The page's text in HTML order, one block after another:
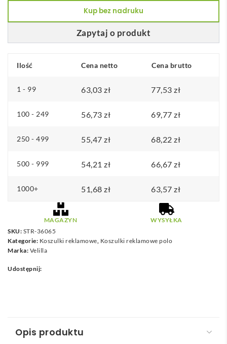
polo
oczy
g/m²)
krótkim
poliester
Zapytaj o produkt
Kup bez nadruku
Ilość Cena netto Cena brutto
1 - 99 63,03 zł 77,53 zł
100 - 249 56,73 zł 69,77 zł
250 - 499 55,47 zł 68,22 zł
500 - 999 54,21 zł 66,67 zł
1000+ 51,68 zł 63,57 zł
MAGAZYN
WYSYŁKA
SKU: STR-36065
Kategorie: Koszulki reklamowe, Koszulki reklamowe polo
Marka: Velilla
Udostępnij:
Opis produktu